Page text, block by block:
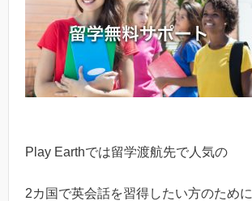
Play Earthでは留学渡航先で人気の
2カ国で英会話を習得したい方のために